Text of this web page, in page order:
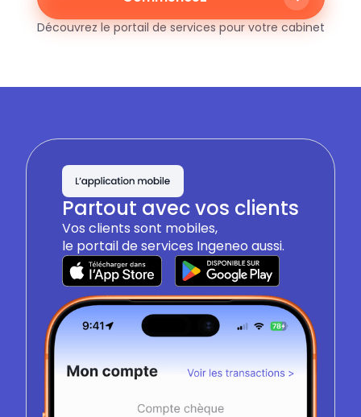
Découvrez le portail de services pour votre cabinet
Partout avec vos clients
Vos clients sont mobiles,
le portail de services Ingeneo aussi.